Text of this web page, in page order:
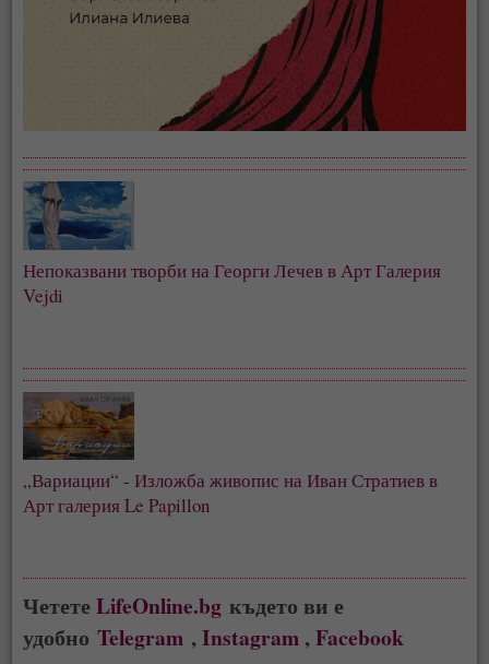
Непоказвани творби на Георги Лечев в Арт Галерия
Vejdi
„Вариации“ - Изложба живопис на Иван Стратиев в
Арт галерия Le Papillon
ЧететеLifeOnline.bg където ви е
удобноTelegram ,Instagram ,Facebook